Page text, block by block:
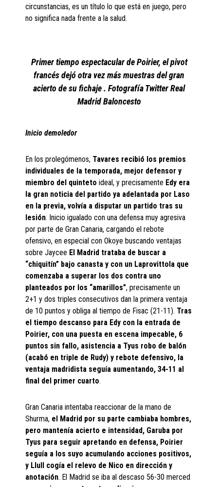
circunstancias, es un título lo que está en juego, pero
no significa nada frente a la salud.
Primer tiempo espectacular de Poirier, el pivot
francés dejó otra vez más muestras del gran
acierto de su fichaje . Fotografía Twitter Real
Madrid Baloncesto
Inicio demoledor
En los prolegómenos, Tavares recibió los premios
individuales de la temporada, mejor defensor y
miembro del quinteto ideal, y precisamente Edy era
la gran noticia del partido ya adelantada por Laso
en la previa, volvía a disputar un partido tras su
lesión. Inicio igualado con una defensa muy agresiva
por parte de Gran Canaria, cargando el rebote
ofensivo, en especial con Okoye buscando ventajas
sobre Jaycee El Madrid trataba de buscar a
“chiquitín” bajo canasta y con un Laprovittola que
comenzaba a superar los dos contra uno
planteados por los “amarillos”, precisamente un
2+1 y dos triples consecutivos dan la primera ventaja
de 10 puntos y obliga al tiempo de Fisac (21-11). Tras
el tiempo descanso para Edy con la entrada de
Poirier, con una puesta en escena impecable, 6
puntos sin fallo, asistencia a Tyus robo de balón
(acabó en triple de Rudy) y rebote defensivo, la
ventaja madridista seguía aumentando, 34-11 al
final del primer cuarto.
Gran Canaria intentaba reaccionar de la mano de
Shurma, el Madrid por su parte cambiaba hombres,
pero mantenía acierto e intensidad, Garuba por
Tyus para seguir apretando en defensa, Poirier
seguía a los suyo acumulando acciones positivos,
y Llull cogía el relevo de Nico en dirección y
anotación. El Madrid se iba al descaso 56-30 merced